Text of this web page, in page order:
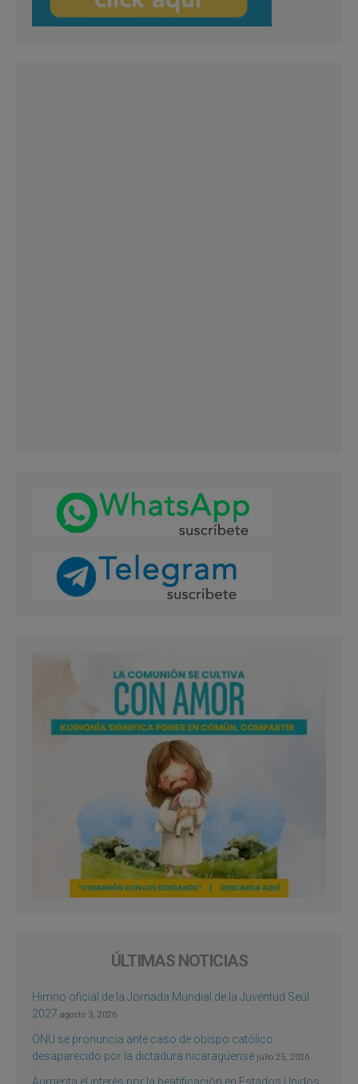
ÚLTIMAS NOTICIAS
Himno oficial de la Jornada Mundial de la Juventud Seúl
2027 agosto 3, 2026
ONU se pronuncia ante caso de obispo católico
desaparecido por la dictadura nicaragüense julio 25, 2026